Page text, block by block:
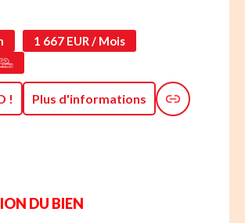
1 667 EUR / Mois
! Plus d'informations
DU BIEN